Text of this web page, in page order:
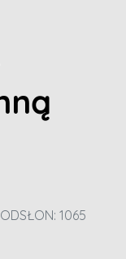
ODSŁON: 1065